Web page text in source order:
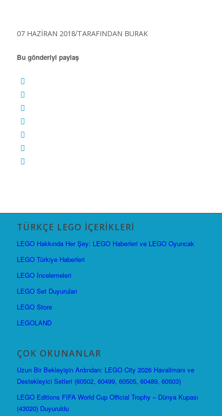
07 HAZIRAN 2018/TARAFINDAN BURAK
Bu gönderiyi paylaş
TÜRKÇE LEGO İÇERIKLERI
LEGO Hakkında Her Şey: LEGO Haberleri ve LEGO Oyuncak
LEGO Türkiye Haberleri
LEGO İncelemeleri
LEGO Set Duyuruları
LEGO Store
LEGOLAND
ÇOK OKUNANLAR
Uzun Bir Bekleyişin Ardından: LEGO City 2026 Havalimanı ve
Destekleyici Setleri (60502, 60499, 60505, 60489, 60503)
LEGO Editions FIFA World Cup Official Trophy – Dünya Kupası
(43020) Duyuruldu